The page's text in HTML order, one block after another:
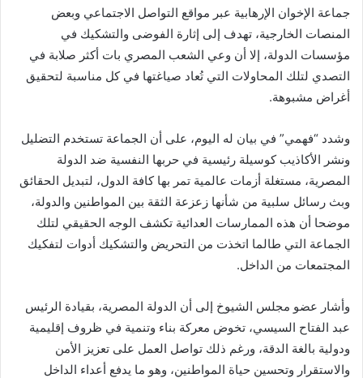
جماعة الإخوان الإرهابية عبر مواقع التواصل الاجتماعي وبعض
المنصات الخارجية، تهدف إلى إثارة الفوضى والتشكيك في
مؤسسات الدولة، إلا أن وعي الشعب المصري بات أكثر صلابة في
التصدي لتلك المحاولات التي تُعاد صياغتها في كل مناسبة لتحقيق
أغراض مشبوهة.
وشدد “فهمي” في بيان له اليوم، على أن الجماعة تستخدم التضليل
ونشر الأكاذيب كوسيلة رئيسية في حربها النفسية ضد الدولة
المصرية، مستغلة أزمات عالمية تمر بها كافة الدول، لتبديل الحقائق
وبث رسائل سلبية من شأنها زعزعة الثقة بين المواطنين والدولة،
موضحا أن هذه الممارسات العدائية تكشف الوجه الحقيقي لتلك
الجماعة التي طالما اتخذت من التحريض والتشكيك أدوات لتفكيك
المجتمعات من الداخل.
وأشار عضو مجلس الشيوخ إلى أن الدولة المصرية، بقيادة الرئيس
عبد الفتاح السيسي، تخوض معركة بناء وتنمية في ظروف إقليمية
ودولية بالغة الدقة، ورغم ذلك تواصل العمل على تعزيز الأمن
والاستقرار وتحسين حياة المواطنين، وهو ما يدفع أعداء الداخل